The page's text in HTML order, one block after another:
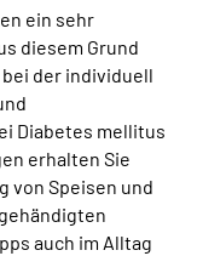
ein sehr
diesem Grund
der individuell
Diabetes mellitus
erhalten Sie
von Speisen und
auch im Alltag